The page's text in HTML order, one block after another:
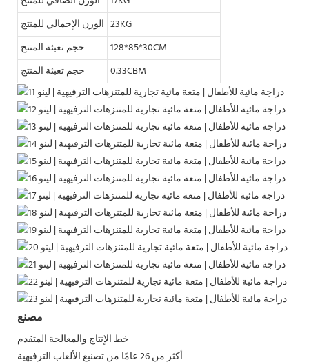
الوزن الإجمالي للمنتج 23KG
حجم تعبئة المنتج
128*85*30CM
حجم تعبئة المنتج
0.33CBM
مصنع
خط الإنتاج والمعالجة المتقدم
أكثر من 26 عامًا من تصنيع الألعاب الترفيهية